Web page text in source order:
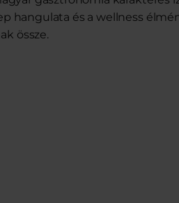
hangulata és a wellness
össze.